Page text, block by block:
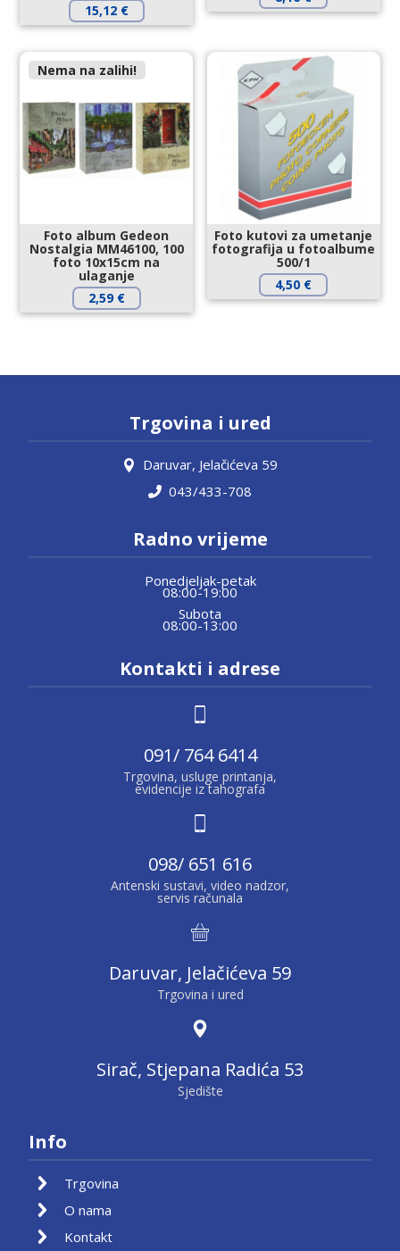
15,12 €
Nema na zalihi!
Foto album Gedeon
Nostalgia MM46100, 100
foto 10x15cm na
ulaganje
2,59 €
Foto kutovi za umetanje
fotografija u fotoalbume
500/1
4,50 €
Trgovina i ured
Daruvar, Jelačićeva 59
043/433-708
Radno vrijeme
Ponedjeljak-petak
08:00-19:00
Subota
08:00-13:00
Kontakti i adrese
091/ 764 6414
Trgovina, usluge printanja,
evidencije iz tahografa
098/ 651 616
Antenski sustavi, video nadzor,
servis računala
Daruvar, Jelačićeva 59
Trgovina i ured
Sirač, Stjepana Radića 53
Sjedište
Info
Trgovina
O nama
Kontakt